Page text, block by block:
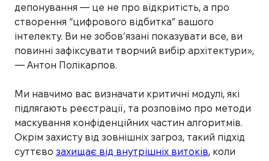
депонування — це не про відкритість, а про
створення “цифрового відбитка” вашого
інтелекту. Ви не зобов’язані показувати все, ви
повинні зафіксувати творчий вибір архітектури»,
— Антон Полікарпов.
Ми навчимо вас визначати критичні модулі, які
підлягають реєстрації, та розповімо про методи
маскування конфіденційних частин алгоритмів.
Окрім захисту від зовнішніх загроз, такий підхід
суттєво захищає від внутрішніх витоків, коли